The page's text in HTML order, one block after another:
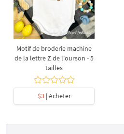
Motif de broderie machine
de la lettre Z de l'ourson - 5
tailles
$3| Acheter